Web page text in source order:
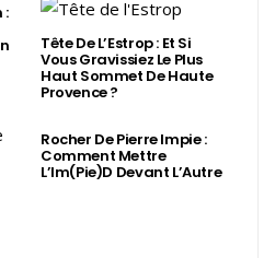
:
Tête De L’Estrop : Et Si
Vous Gravissiez Le Plus
Haut Sommet De Haute
Provence ?
Rocher De Pierre Impie :
Comment Mettre
L’Im(Pie)d Devant L’Autre